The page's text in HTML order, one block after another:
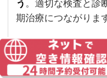
う 。適切な検査と診
期治療につながりま
7. まとめ